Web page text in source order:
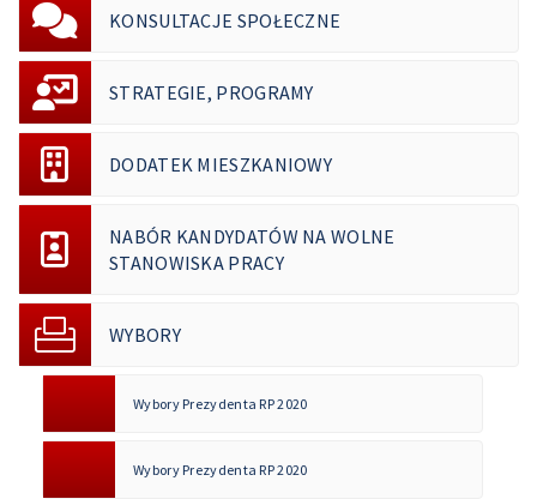
KONSULTACJE SPOŁECZNE
STRATEGIE, PROGRAMY
DODATEK MIESZKANIOWY
NABÓR KANDYDATÓW NA WOLNE
STANOWISKA PRACY
WYBORY
Wybory Prezydenta RP 2020
Wybory Prezydenta RP 2020